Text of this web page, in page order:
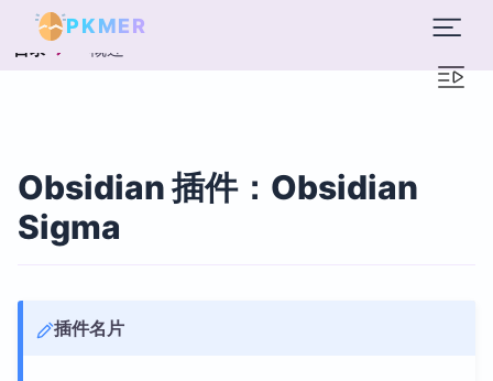
PKMER
目录 概述
Obsidian 插件：Obsidian
Sigma
插件名片